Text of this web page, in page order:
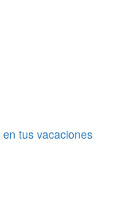
tus vacaciones